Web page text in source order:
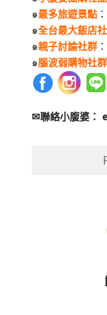
๑最多旅遊景點 ：
๑全台最大飯店
๑親子討論社群 ：
๑腦波弱購物社群
✉聯絡小腹婆：